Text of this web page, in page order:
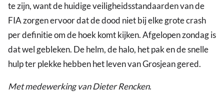
te zijn, want de huidige veiligheidsstandaarden van de
FIA zorgen ervoor dat de dood niet bij elke grote crash
per definitie om de hoek komt kijken. Afgelopen zondag is
dat wel gebleken. De helm, de halo, het pak en de snelle
hulp ter plekke hebben het leven van Grosjean gered.
Met medewerking van Dieter Rencken.